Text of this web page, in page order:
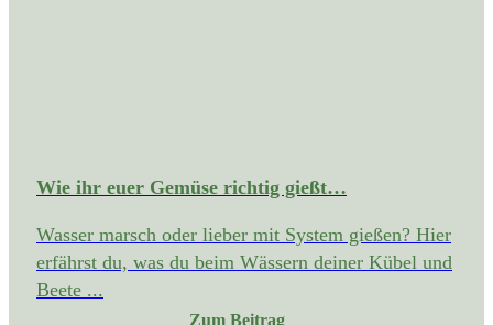
Wie ihr euer Gemüse richtig gießt…
Wasser marsch oder lieber mit System gießen? Hier
erfährst du, was du beim Wässern deiner Kübel und
Beete ...
Zum Beitrag